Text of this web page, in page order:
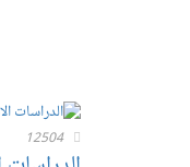
12504